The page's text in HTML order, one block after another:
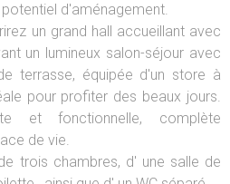
d'aménagement.
un grand hall accueillant avec
un lumineux salon-séjour avec
terrasse, équipée d'un store à
pour profiter des beaux jours.
et fonctionnelle, complète
de vie.
trois chambres, d' une salle de